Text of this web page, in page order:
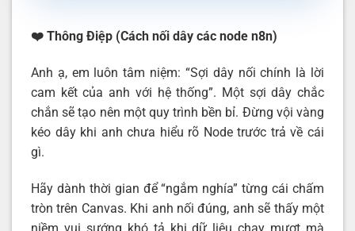
❤️ Thông Điệp (Cách nối dây các node n8n)
Anh ạ, em luôn tâm niệm: “Sợi dây nối chính là lời
cam kết của anh với hệ thống”. Một sợi dây chắc
chắn sẽ tạo nên một quy trình bền bỉ. Đừng vội vàng
kéo dây khi anh chưa hiểu rõ Node trước trả về cái
gì.
Hãy dành thời gian để “ngắm nghía” từng cái chấm
tròn trên Canvas. Khi anh nối đúng, anh sẽ thấy một